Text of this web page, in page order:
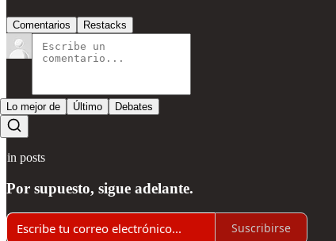
Comentarios Restacks
Lo mejor de Último Debates
Sin posts
Por supuesto, sigue adelante.
Suscribirse